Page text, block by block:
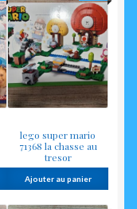
lego super mario
71368 la chasse au
tresor
Ajouter au panier